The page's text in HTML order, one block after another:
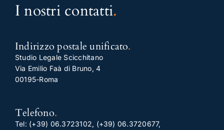
I nostri contatti.
Indirizzo postale unificato.
Studio Legale Scicchitano
Via Emilio Faà di Bruno, 4
00195-Roma
Telefono.
Tel: (+39) 06.3723102, (+39) 06.3720677,